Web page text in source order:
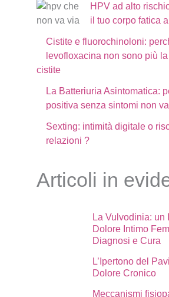
HPV ad alto
il tuo corpo fatica
Cistite e fluorochinoloni:
levofloxacina non sono più
cistite
La Batteriuria Asintomatica:
positiva senza sintomi non
Sexting: intimità digitale o
relazioni ?
Articoli in
La Vulvodinia: un
Dolore Intimo
Diagnosi e Cura
L’Ipertono del
Dolore Cronico
Meccanismi